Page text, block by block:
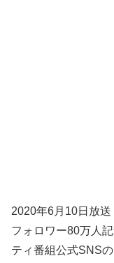
2020年6月10日放
フォロワー80万人
ティ番組公式SNS